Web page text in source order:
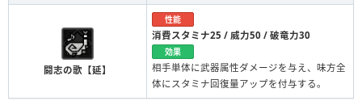
闘志の歌【延】
性能
消費スタミナ25 / 威力50 / 破竜力30
効果
相手単体に武器属性ダメージを与え、味方全
体にスタミナ回復量アップを付与する。